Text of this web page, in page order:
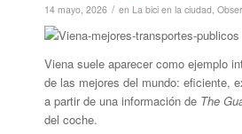
14 mayo, 2026 / en La bici en la ciudad
Viena suele aparecer como ejemplo
de las mejores del mundo: eficiente,
a partir de una información de The
del coche.